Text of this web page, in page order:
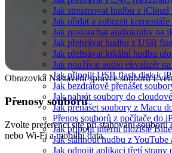
Jak streamovat hudbu z
Jak přidat a zobrazit
Jak poslouchat audioknihy na
Jak přehrávat hudbu z USB
Jak přehrávat lokální hudbu
Jak používat audio ekvalizér
Jak připojit USB flash disk k
Jak bezdrátově přenášet
Jak nahrát soubory do
Jak přenášet soubory z Macu
Přenos souborů z počítače do
Jak připojit interní úložiště
Jak stáhnout hudbu z
Jak odpojit aplikaci třetí strany
Obrazovka Nastavení správce souborů
Přenosy souborů
Zvolte preferenci sítě při stahování
nebo Wi-Fi a mobilní data.